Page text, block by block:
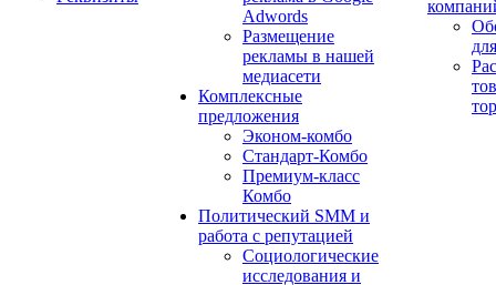
Adwords
Размещение
рекламы в нашей
медиасети
Комплексные
предложения
Эконом-комбо
Стандарт-Комбо
Премиум-класс
Комбо
Политический SMM и
работа с репутацией
Социологические
исследования и